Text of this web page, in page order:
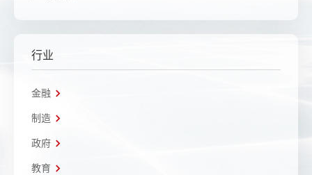
行业
金融
制造
政府
教育